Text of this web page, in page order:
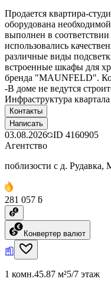
Продается квартира-
оборудована
выполнен в
использовались
различные виды
встроенные шкафы для
бренда "MAUNFELD".
-В доме не ведутся
Инфраструктура
Контакты
Написать
03.08.2026 ID 4160905
Агентство
поблизости с д. Рудавка,
281 057 ƃ
Конвертер валют
1 комн.45.87 м²5/7 этаж